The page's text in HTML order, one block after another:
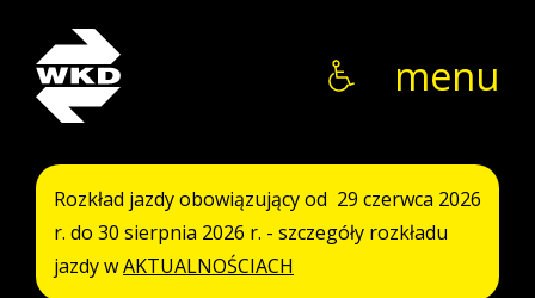
WKD
menu
Rozkład jazdy obowiązujący od 29 czerwca 2026
r. do 30 sierpnia 2026 r. - szczegóły rozkładu
jazdy wAKTUALNOŚCIACH